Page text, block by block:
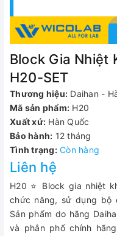
Block Gia Nhiệt
H20-SET
Thương hiệu: Daihan -
Mã sản phẩm: H20
Xuất xứ: Hàn Quốc
Bảo hành: 12 tháng
Tình trạng: Còn hàng
Liên hệ
H20 ⭐ Block gia nhiệt
chức năng, sử dụng bộ
Sản phẩm do hãng
và phân phố chính